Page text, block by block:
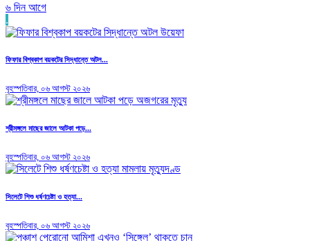
৬ দিন আগে
.
ফিফার বিশ্বকাপ বয়কটের সিদ্ধান্তে অটল...
বৃহস্পতিবার, ০৬ আগস্ট ২০২৬
শ্রীমঙ্গলে মাছের জালে আটকা পড়ে...
বৃহস্পতিবার, ০৬ আগস্ট ২০২৬
সিলেটে শিশু ধর্ষণচেষ্টা ও হত্যা...
বৃহস্পতিবার, ০৬ আগস্ট ২০২৬